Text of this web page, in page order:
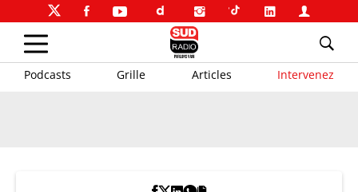
Podcasts Grille Articles Intervenez